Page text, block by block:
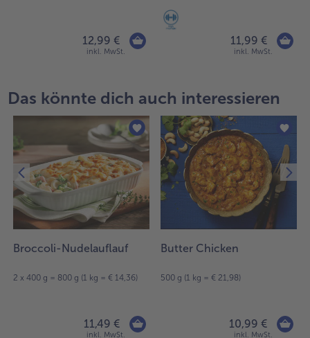
12,99 €
inkl. MwSt.
11,99 €
inkl. MwSt.
Das könnte dich auch interessieren
Broccoli-Nudelauflauf
2 x 400 g = 800 g (1 kg = € 14,36)
11,49 €
inkl. MwSt.
Butter Chicken
500 g (1 kg = € 21,98)
10,99 €
inkl. MwSt.